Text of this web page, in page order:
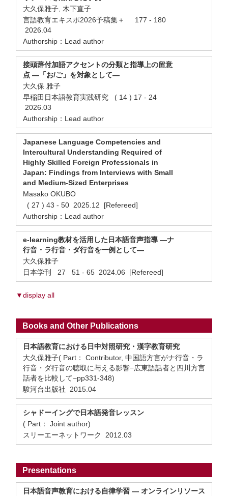
大久保雅子, 木下直子
言語教育エキスポ2026予稿集＋ 177 - 180
2026.04
Authorship：Lead author
接頭辞付加語アクセントの分類と指導上の留意
点 ―「お/ご」を対象として―
大久保 雅子
早稲田日本語教育実践研究 ( 14 ) 17 - 24
2026.03
Authorship：Lead author
Japanese Language Competencies and
Intercultural Understanding Required of
Highly Skilled Foreign Professionals in
Japan: Findings from Interviews with Small
and Medium-Sized Enterprises
Masako OKUBO
( 27 ) 43 - 50 2025.12 [Refereed]
Authorship：Lead author
e-learning教材を活用した日本語音声指導 ―ナ
行音・ラ行音・ダ行音を一例として―
大久保雅子
日本学刊 27 51 - 65 2024.06 [Refereed]
▼display all
Books and Other Publications
日本語教育における日中対照研究・漢字教育研究
大久保雅子( Part： Contributor, 中国語方言がナ行音・ラ
行音・ダ行音の聴取に与える影響−広東語話者と四川方言
話者を比較して−pp331-348)
駿河台出版社 2015.04
シャドーイングで日本語発音レッスン
( Part： Joint author)
スリーエーネットワーク 2012.03
Presentations
日本語音声教育における自律学習 ― オンラインリソース